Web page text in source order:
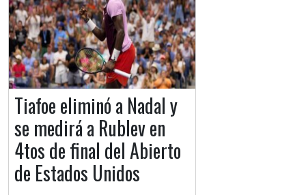
Tiafoe eliminó a Nadal y
se medirá a Rublev en
4tos de final del Abierto
de Estados Unidos